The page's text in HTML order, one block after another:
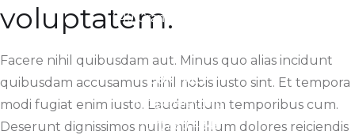
voluptatem.
Facere nihil quibusdam aut. Minus quo alias incidunt
quibusdam accusamus nihil nobis iusto sint. Et tempora
modi fugiat enim iusto. Laudantium temporibus cum.
Deserunt dignissimos nulla nihil illum dolores reiciendis
949 Grant Street Suite I
CONTACT
info@toerau.org
(707) 880-4848